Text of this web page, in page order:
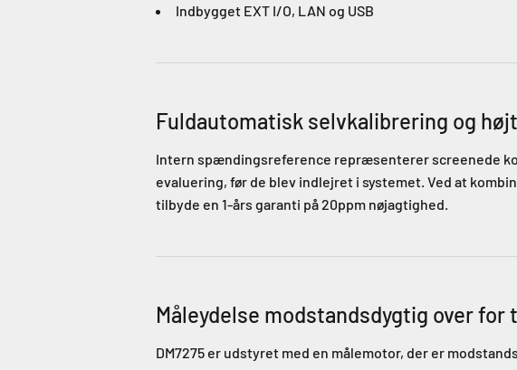
Indbygget EXT I/O, LAN og USB
Fuldautomatisk selvkalibrering og
Intern spændingsreference repræsenterer screenede
evaluering, før de blev indlejret i systemet. Ved at
tilbyde en 1-års garanti på 20ppm nøjagtighed.
Måleydelse modstandsdygtig over
DM7275 er udstyret med en målemotor, der er